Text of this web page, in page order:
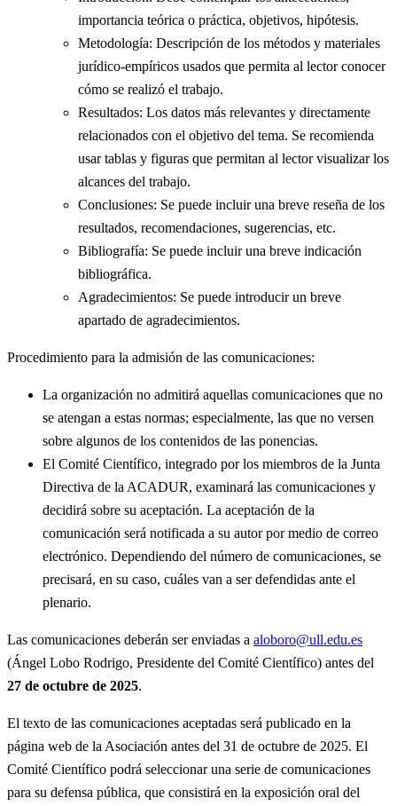
importancia teórica o práctica, objetivos, hipótesis.
Metodología: Descripción de los métodos y materiales
jurídico-empíricos usados que permita al lector conocer
cómo se realizó el trabajo.
Resultados: Los datos más relevantes y directamente
relacionados con el objetivo del tema. Se recomienda
usar tablas y figuras que permitan al lector visualizar los
alcances del trabajo.
Conclusiones: Se puede incluir una breve reseña de los
resultados, recomendaciones, sugerencias, etc.
Bibliografía: Se puede incluir una breve indicación
bibliográfica.
Agradecimientos: Se puede introducir un breve
apartado de agradecimientos.
Procedimiento para la admisión de las comunicaciones:
La organización no admitirá aquellas comunicaciones que no
se atengan a estas normas; especialmente, las que no versen
sobre algunos de los contenidos de las ponencias.
El Comité Científico, integrado por los miembros de la Junta
Directiva de la ACADUR, examinará las comunicaciones y
decidirá sobre su aceptación. La aceptación de la
comunicación será notificada a su autor por medio de correo
electrónico. Dependiendo del número de comunicaciones, se
precisará, en su caso, cuáles van a ser defendidas ante el
plenario.
Las comunicaciones deberán ser enviadas a aloboro@ull.edu.es
(Ángel Lobo Rodrigo, Presidente del Comité Científico) antes del
27 de octubre de 2025.
El texto de las comunicaciones aceptadas será publicado en la
página web de la Asociación antes del 31 de octubre de 2025. El
Comité Científico podrá seleccionar una serie de comunicaciones
para su defensa pública, que consistirá en la exposición oral del